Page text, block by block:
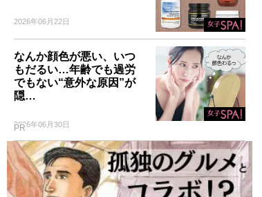
2026年06月22日
なんか顔色が悪い、いつ
もだるい…年齢でも過労
でもない“意外な原因”が
隠…
2026年06月30日
PR